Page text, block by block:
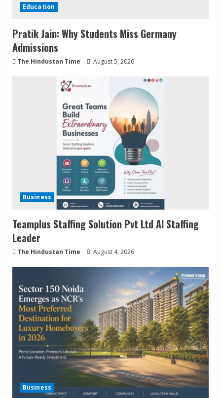
Education
Pratik Jain: Why Students Miss Germany
Admissions
The Hindustan Time August 5, 2026
Business
Teamplus Staffing Solution Pvt Ltd AI Staffing
Leader
The Hindustan Time August 4, 2026
Business